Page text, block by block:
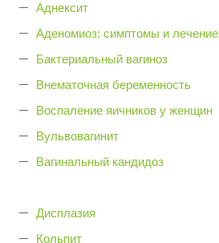
Аднексит
Аденомиоз: симптомы и лечение
Бактериальный вагиноз
Внематочная беременность
Воспаление яичников у женщин
Вульвовагинит
Вагинальный кандидоз
Дисплазия
Кольпит